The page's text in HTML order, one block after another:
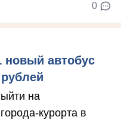
0
новый автобус
на
курорта в